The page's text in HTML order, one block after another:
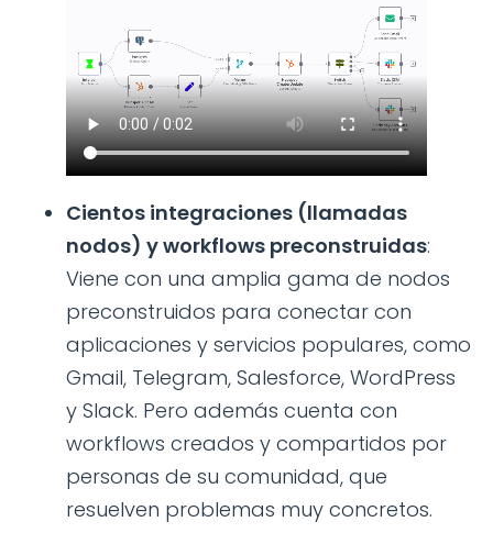
Cientos integraciones (llamadas
nodos) y workflows preconstruidas:
Viene con una amplia gama de nodos
preconstruidos para conectar con
aplicaciones y servicios populares, como
Gmail, Telegram, Salesforce, WordPress
y Slack. Pero además cuenta con
workflows creados y compartidos por
personas de su comunidad, que
resuelven problemas muy concretos.